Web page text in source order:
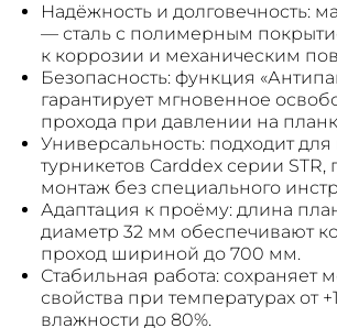
Надёжность и долговечность:
— сталь с полимерным
к коррозии и механическим
Безопасность: функция
гарантирует мгновенное
прохода при давлении на
Универсальность: подходит для
турникетов Carddex серии STR,
монтаж без специального
Адаптация к проёму: длина
диаметр 32 мм обеспечивают
проход шириной до 700 мм.
Стабильная работа: сохраняет
свойства при температурах от
влажности до 80%.